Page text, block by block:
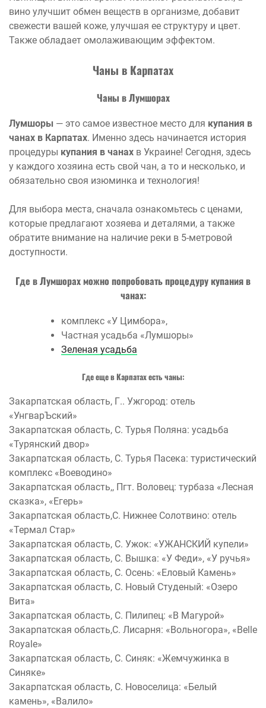
вино улучшит обмен веществ в организме, добавит
свежести вашей коже, улучшая ее структуру и цвет.
Также обладает омолаживающим эффектом.
Чаны в Карпатах
Чаны в Лумшорах
Лумшоры — это самое известное место для купания в
чанах в Карпатах. Именно здесь начинается история
процедуры купания в чанах в Украине! Сегодня, здесь
у каждого хозяина есть свой чан, а то и несколько, и
обязательно своя изюминка и технология!
Для выбора места, сначала ознакомьтесь с ценами,
которые предлагают хозяева и деталями, а также
обратите внимание на наличие реки в 5-метровой
доступности.
Где в Лумшорах можно попробовать процедуру купания в
чанах:
комплекс «У Цимбора»,
Частная усадьба «Лумшоры»
Зеленая усадьба
Где еще в Карпатах есть чаны:
Закарпатская область, Г.. Ужгород: отель
«УнгварЪский»
Закарпатская область, С. Турья Поляна: усадьба
«Турянский двор»
Закарпатская область, С. Турья Пасека: туристический
комплекс «Воеводино»
Закарпатская область,, Пгт. Воловец: турбаза «Лесная
сказка», «Егерь»
Закарпатская область,С. Нижнее Солотвино: отель
«Термал Стар»
Закарпатская область, С. Ужок: «УЖАНСКИЙ купели»
Закарпатская область, С. Вышка: «У Феди», «У ручья»
Закарпатская область, С. Осень: «Еловый Камень»
Закарпатская область, С. Новый Студеный: «Озеро
Вита»
Закарпатская область, С. Пилипец: «В Магурой»
Закарпатская область,С. Лисарня: «Вольногора», «Belle
Royale»
Закарпатская область, С. Синяк: «Жемчужинка в
Синяке»
Закарпатская область, С. Новоселица: «Белый
камень», «Валило»